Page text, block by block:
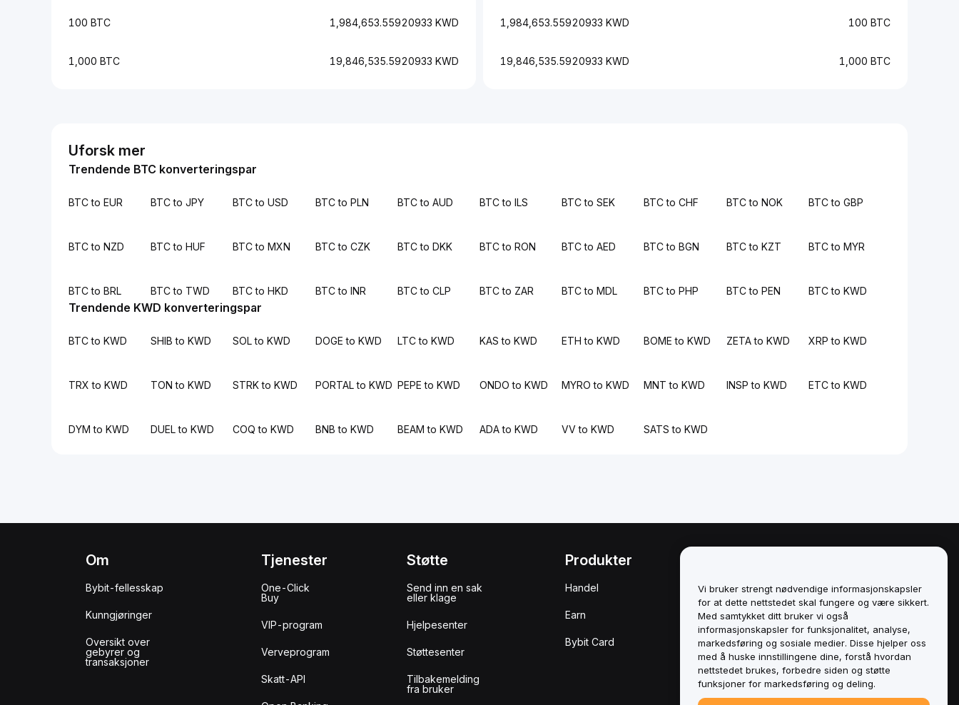
100 BTC 1,984,653.55920933 KWD
1,000 BTC 19,846,535.5920933 KWD
1,984,653.55920933 KWD 100 BTC
19,846,535.5920933 KWD 1,000 BTC
Uforsk mer
Trendende BTC konverteringspar
BTC to EUR BTC to JPY BTC to USD BTC to PLN BTC to AUD BTC to ILS BTC to SEK BTC to CHF BTC to NOK BTC to GBP
BTC to NZD BTC to HUF BTC to MXN BTC to CZK BTC to DKK BTC to RON BTC to AED BTC to BGN BTC to KZT BTC to MYR
BTC to BRL BTC to TWD BTC to HKD BTC to INR BTC to CLP BTC to ZAR BTC to MDL BTC to PHP BTC to PEN BTC to KWD
Trendende KWD konverteringspar
BTC to KWD SHIB to KWD SOL to KWD DOGE to KWD LTC to KWD KAS to KWD ETH to KWD BOME to KWD ZETA to KWD XRP to KWD
TRX to KWD TON to KWD STRK to KWD PORTAL to KWD PEPE to KWD ONDO to KWD MYRO to KWD MNT to KWD INSP to KWD ETC to KWD
DYM to KWD DUEL to KWD COQ to KWD BNB to KWD BEAM to KWD ADA to KWD VV to KWD SATS to KWD
Om
Bybit-fellesskap
Kunngjøringer
Oversikt over
gebyrer og
transaksjoner
Tjenester
One-Click
Buy
VIP-program
Verveprogram
Skatt-API
Støtte
Send inn en sak
eller klage
Hjelpesenter
Støttesenter
Tilbakemelding
fra bruker
Produkter
Handel
Earn
Bybit Card
Retningslinjer for
interessekonflikter
Sammendrag av retningslinjene for
oppbevaring og administrasjon
ESG-informasjon
Crypto-Asset White Papers
Vi bruker strengt nødvendige informasjonskapsler
for at dette nettstedet skal fungere og være sikkert.
Med samtykket ditt bruker vi også
informasjonskapsler for funksjonalitet, analyse,
markedsføring og sosiale medier. Disse hjelper oss
med å huske innstillingene dine, forstå hvordan
nettstedet brukes, forbedre siden og støtte
funksjoner for markedsføring og deling.